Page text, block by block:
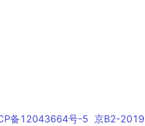
备12043664号-5 京B2-